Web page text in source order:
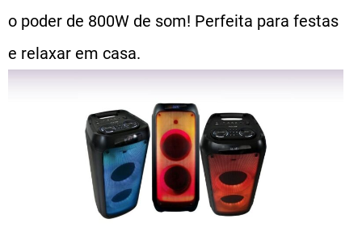
o poder de 800W de som! Perfeita para festas
e relaxar em casa.